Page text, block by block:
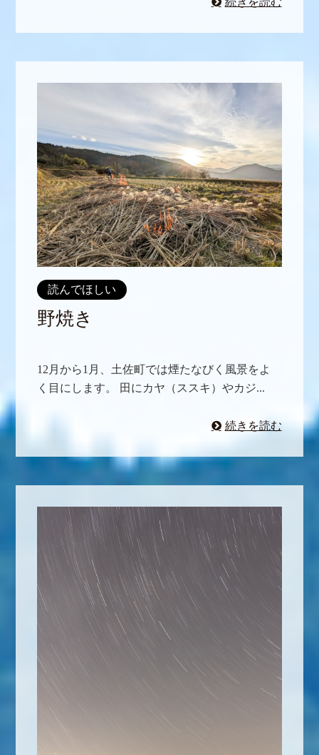
読んでほしい
野焼き
12月から1月、土佐町では煙たなびく風景をよ
く目にします。 田にカヤ（ススキ）やカジ...
続きを読む